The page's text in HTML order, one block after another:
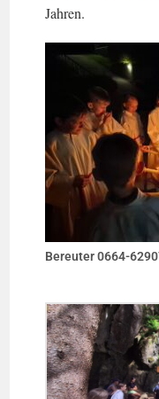
Jahren.
Bereuter 0664-